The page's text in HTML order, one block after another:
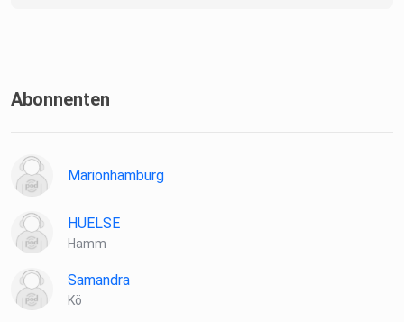
Abonnenten
Marionhamburg
HUELSE
Hamm
Samandra
Kö